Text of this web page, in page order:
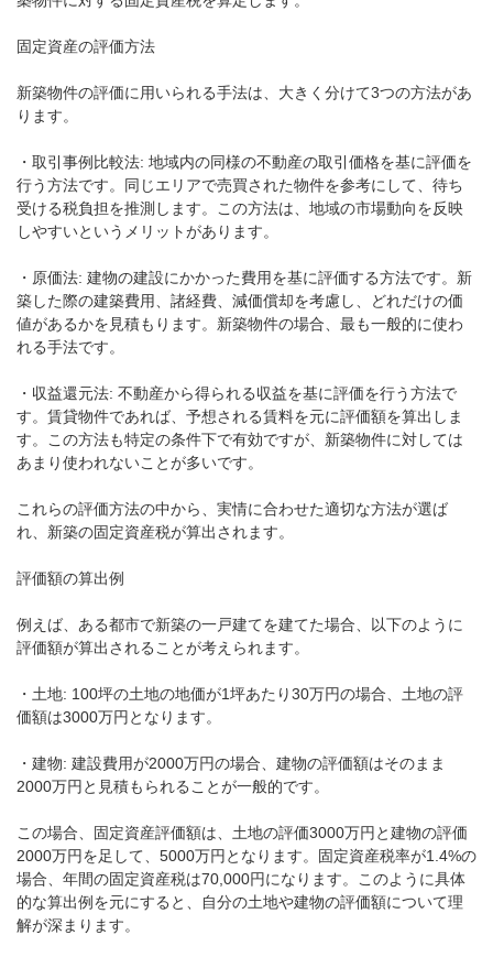
固定資産の評価方法
新築物件の評価に用いられる手法は、大きく分けて3つの方法があ
ります。
・取引事例比較法: 地域内の同様の不動産の取引価格を基に評価を
行う方法です。同じエリアで売買された物件を参考にして、待ち
受ける税負担を推測します。この方法は、地域の市場動向を反映
しやすいというメリットがあります。
・原価法: 建物の建設にかかった費用を基に評価する方法です。新
築した際の建築費用、諸経費、減価償却を考慮し、どれだけの価
値があるかを見積もります。新築物件の場合、最も一般的に使わ
れる手法です。
・収益還元法: 不動産から得られる収益を基に評価を行う方法で
す。賃貸物件であれば、予想される賃料を元に評価額を算出しま
す。この方法も特定の条件下で有効ですが、新築物件に対しては
あまり使われないことが多いです。
これらの評価方法の中から、実情に合わせた適切な方法が選ば
れ、新築の固定資産税が算出されます。
評価額の算出例
例えば、ある都市で新築の一戸建てを建てた場合、以下のように
評価額が算出されることが考えられます。
・土地: 100坪の土地の地価が1坪あたり30万円の場合、土地の評
価額は3000万円となります。
・建物: 建設費用が2000万円の場合、建物の評価額はそのまま
2000万円と見積もられることが一般的です。
この場合、固定資産評価額は、土地の評価3000万円と建物の評価
2000万円を足して、5000万円となります。固定資産税率が1.4%の
場合、年間の固定資産税は70,000円になります。このように具体
的な算出例を元にすると、自分の土地や建物の評価額について理
解が深まります。